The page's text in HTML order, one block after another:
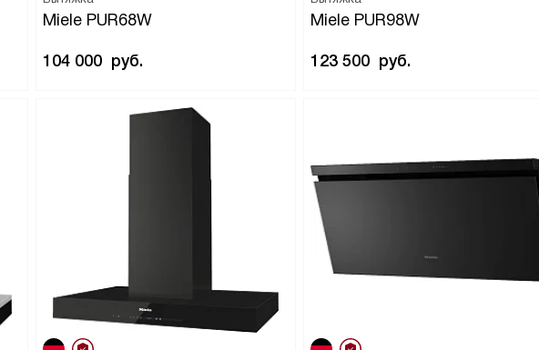
Miele PUR68W
104 000 руб.
Miele PUR98W
123 500 руб.